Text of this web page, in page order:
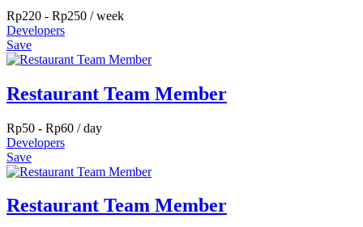
Rp220 - Rp250 / week
Developers
Save
Restaurant Team Member
Rp50 - Rp60 / day
Developers
Save
Restaurant Team Member